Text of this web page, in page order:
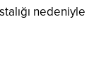
nedeniyle